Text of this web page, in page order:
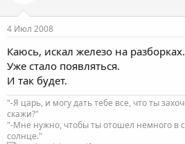
4 Июл 2008
Каюсь, искал железо на разборках.
Уже стало появляться.
И так будет.
"-Я царь, и могу дать тебе все, что ты
скажи?"
"-Мне нужно, чтобы ты отошел немного в
солнце."